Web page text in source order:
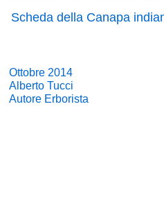
Scheda della Canapa
Ottobre 2014
Alberto Tucci
Autore Erborista